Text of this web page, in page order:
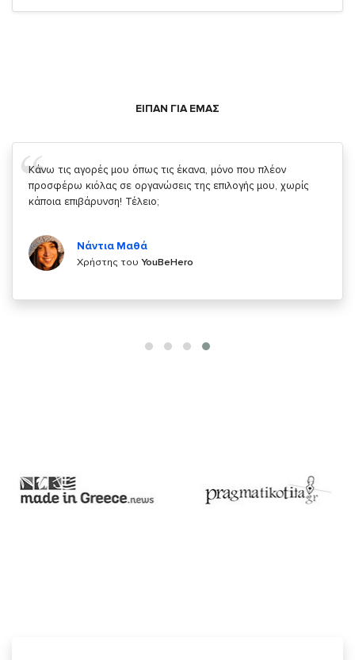
ΕΙΠΑΝ ΓΙΑ ΕΜΑΣ
Σας ευχαριστώ που μας δίνετε την δυνατότητα να κάνουμε
κάτι!
Χρήστης τουYouBeHero